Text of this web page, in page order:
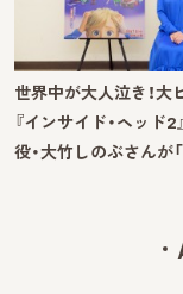
世界中が大人泣き！大
『インサイド・ヘッド2
役・大竹しのぶさんが